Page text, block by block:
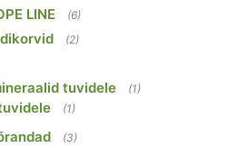
LINE (6)
(2)
tuvidele (1)
(1)
(3)